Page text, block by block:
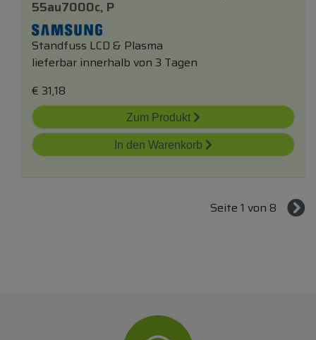
55au7000c, P
Standfuss LCD & Plasma
lieferbar innerhalb von 3 Tagen
€ 31,18
Zum Produkt
In den Warenkorb
Seite 1 von 8